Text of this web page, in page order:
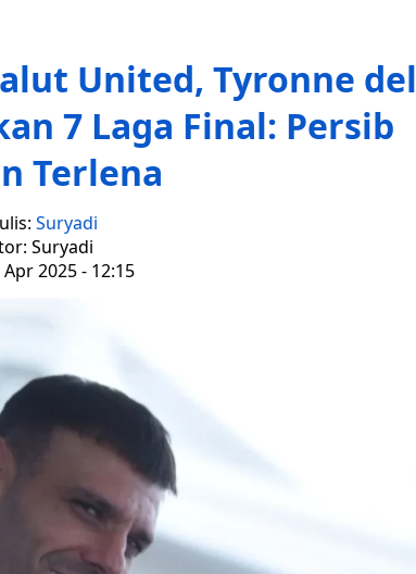
United, Tyronne del
7 Laga Final: Persib
Terlena
Suryadi
Suryadi
2025 - 12:15